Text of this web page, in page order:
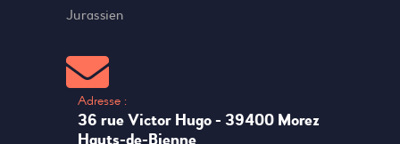
Jurassien
Adresse :
36 rue Victor Hugo - 39400 Morez
Hauts-de-Bienne